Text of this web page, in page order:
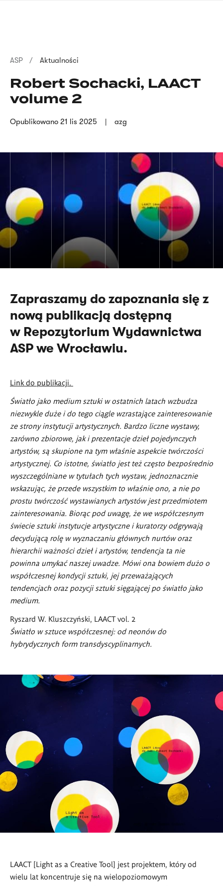
Ścieżka
nawigacyjna
ASP Aktualności
Robert Sochacki, LAACT
volume 2
Opublikowano 21 lis 2025 azg
Zapraszamy do zapoznania się z
nową publikacją dostępną
w Repozytorium Wydawnictwa
ASP we Wrocławiu.
Link do publikacji.
Światło jako medium sztuki w ostatnich latach wzbudza
niezwykle duże i do tego ciągle wzrastające zainteresowanie
ze strony instytucji artystycznych. Bardzo liczne wystawy,
zarówno zbiorowe, jak i prezentacje dzieł pojedynczych
artystów, są skupione na tym właśnie aspekcie twórczości
artystycznej. Co istotne, światło jest też często bezpośrednio
wyszczególniane w tytułach tych wystaw, jednoznacznie
wskazując, że przede wszystkim to właśnie ono, a nie po
prostu twórczość wystawianych artystów jest przedmiotem
zainteresowania. Biorąc pod uwagę, że we współczesnym
świecie sztuki instytucje artystyczne i kuratorzy odgrywają
decydującą rolę w wyznaczaniu głównych nurtów oraz
hierarchii ważności dzieł i artystów, tendencja ta nie
powinna umykać naszej uwadze. Mówi ona bowiem dużo o
współczesnej kondycji sztuki, jej przeważających
tendencjach oraz pozycji sztuki sięgającej po światło jako
medium.
Ryszard W. Kluszczyński, LAACT vol. 2
Światło w sztuce współczesnej: od neonów do
hybrydycznych form transdyscyplinarnych.
LAACT [Light as a Creative Tool] jest projektem, który od
wielu lat koncentruje się na wielopoziomowym